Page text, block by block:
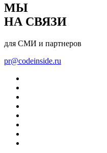
МЫ
НА СВЯЗИ
для СМИ и партнеров
pr@codeinside.ru